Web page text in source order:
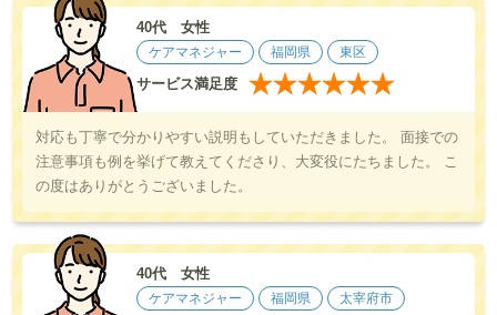
40代 女性
ケアマネジャー 福岡県 東区
サービス満足度 ★★★★★★
対応も丁寧で分かりやすい説明もしていただきました。 面接での
注意事項も例を挙げて教えてくださり、大変役にたちました。 こ
の度はありがとうございました。
40代 女性
ケアマネジャー 福岡県 太宰府市